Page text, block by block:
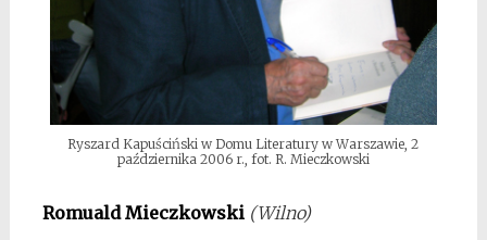
Ryszard Kapuściński w Domu Literatury w Warszawie, 2
października 2006 r., fot. R. Mieczkowski
Romuald Mieczkowski (Wilno)